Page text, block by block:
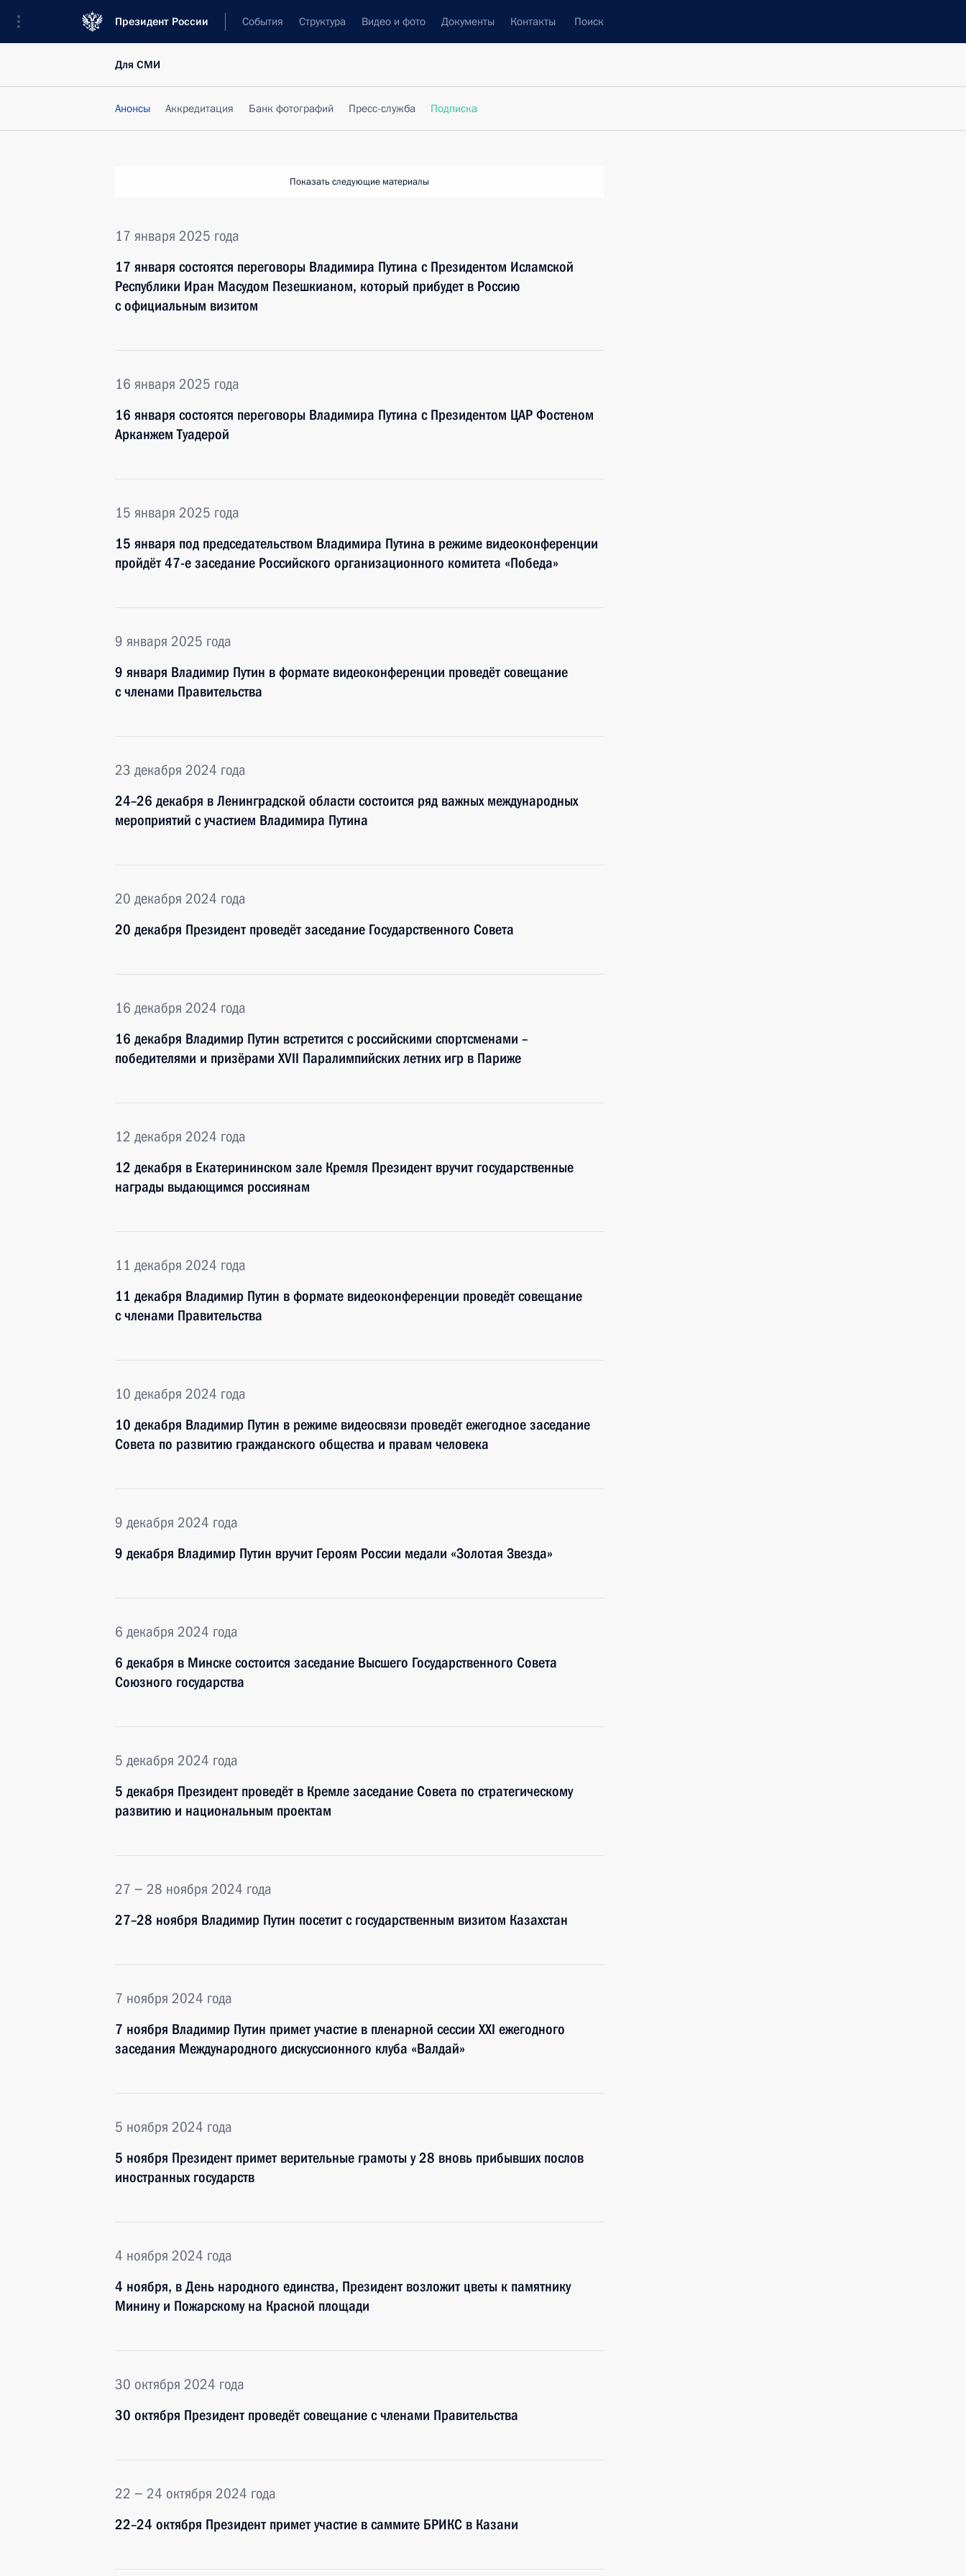
Президент России События Структура Видео и фото Документы Контакты Поиск
Для СМИ
Анонсы Аккредитация Банк фотографий Пресс-служба Подписка
Показать следующие материалы
17 января 2025 года
17 января состоятся переговоры Владимира Путина с Президентом Исламской
Республики Иран Масудом Пезешкианом, который прибудет в Россию
с официальным визитом
16 января 2025 года
16 января состоятся переговоры Владимира Путина с Президентом ЦАР Фостеном
Арканжем Туадерой
15 января 2025 года
15 января под председательством Владимира Путина в режиме видеоконференции
пройдёт 47-е заседание Российского организационного комитета «Победа»
9 января 2025 года
9 января Владимир Путин в формате видеоконференции проведёт совещание
с членами Правительства
23 декабря 2024 года
24–26 декабря в Ленинградской области состоится ряд важных международных
мероприятий с участием Владимира Путина
20 декабря 2024 года
20 декабря Президент проведёт заседание Государственного Cовета
16 декабря 2024 года
16 декабря Владимир Путин встретится с российскими спортсменами –
победителями и призёрами XVII Паралимпийских летних игр в Париже
12 декабря 2024 года
12 декабря в Екатерининском зале Кремля Президент вручит государственные
награды выдающимся россиянам
11 декабря 2024 года
11 декабря Владимир Путин в формате видеоконференции проведёт совещание
с членами Правительства
10 декабря 2024 года
10 декабря Владимир Путин в режиме видеосвязи проведёт ежегодное заседание
Совета по развитию гражданского общества и правам человека
9 декабря 2024 года
9 декабря Владимир Путин вручит Героям России медали «Золотая Звезда»
6 декабря 2024 года
6 декабря в Минске состоится заседание Высшего Государственного Совета
Союзного государства
5 декабря 2024 года
5 декабря Президент проведёт в Кремле заседание Совета по стратегическому
развитию и национальным проектам
27 − 28 ноября 2024 года
27–28 ноября Владимир Путин посетит с государственным визитом Казахстан
7 ноября 2024 года
7 ноября Владимир Путин примет участие в пленарной сессии XXI ежегодного
заседания Международного дискуссионного клуба «Валдай»
5 ноября 2024 года
5 ноября Президент примет верительные грамоты у 28 вновь прибывших послов
иностранных государств
4 ноября 2024 года
4 ноября, в День народного единства, Президент возложит цветы к памятнику
Минину и Пожарскому на Красной площади
30 октября 2024 года
30 октября Президент проведёт совещание с членами Правительства
22 − 24 октября 2024 года
22–24 октября Президент примет участие в саммите БРИКС в Казани